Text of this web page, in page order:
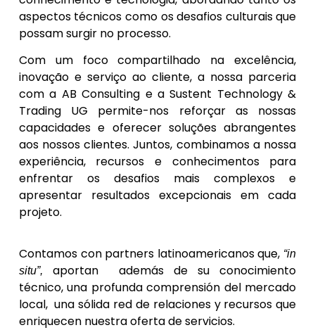
aspectos técnicos como os desafios culturais que
possam surgir no processo.
Com um foco compartilhado na excelência,
inovação e serviço ao cliente, a nossa parceria
com a AB Consulting e a Sustent Technology &
Trading UG permite-nos reforçar as nossas
capacidades e oferecer soluções abrangentes
aos nossos clientes. Juntos, combinamos a nossa
experiência, recursos e conhecimentos para
enfrentar os desafios mais complexos e
apresentar resultados excepcionais em cada
projeto.
Contamos con partners latinoamericanos que, “in
situ”,
aportan además de su conocimiento
técnico, una profunda comprensión del mercado
local, una sólida red de relaciones y recursos que
enriquecen nuestra oferta de servicios.